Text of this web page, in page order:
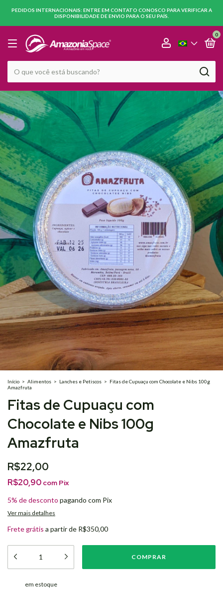
PEDIDOS INTERNACIONAIS: ENTRE EM CONTATO CONOSCO PARA VERIFICAR A
DISPONIBILIDADE DE ENVIO PARA O SEU PAÍS.
0
Início > Alimentos > Lanches e Petiscos > Fitas de Cupuaçu com Chocolate e Nibs 100g
Amazfruta
Fitas de Cupuaçu com
Chocolate e Nibs 100g
Amazfruta
R$22,00
R$20,90 com Pix
5% de desconto pagando com Pix
Ver mais detalhes
Frete grátis a partir de R$350,00
em estoque